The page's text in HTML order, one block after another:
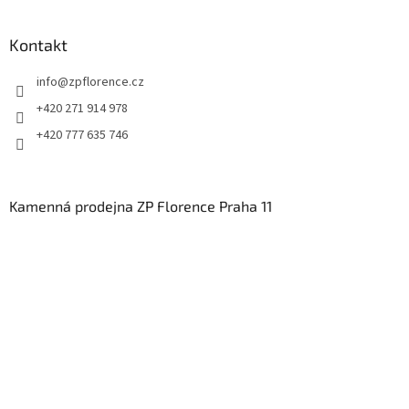
Kontakt
info@zpflorence.cz
+420 271 914 978
+420 777 635 746
Kamenná prodejna ZP Florence Praha 11